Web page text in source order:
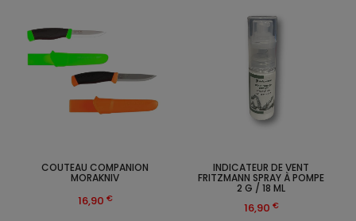
COUTEAU COMPANION
MORAKNIV
16,90 €
INDICATEUR DE VENT
FRITZMANN SPRAY À POMPE
2 G / 18 ML
16,90 €